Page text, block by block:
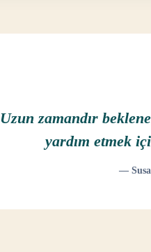
Uzun zamandır
yardım etmek
—